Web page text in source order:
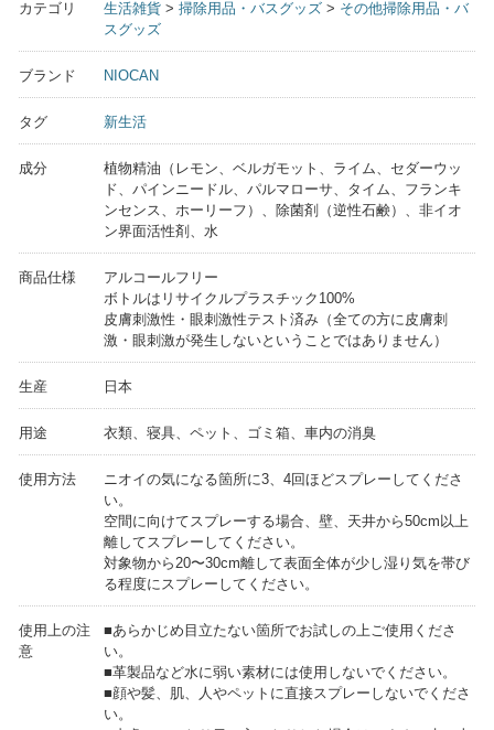
カテゴリ 生活雑貨 > 掃除用品・バスグッズ > その他掃除用品・バ
スグッズ
ブランド NIOCAN
タグ 新生活
成分
植物精油（レモン、ベルガモット、ライム、セダーウッ
ド、パインニードル、パルマローサ、タイム、フランキ
ンセンス、ホーリーフ）、除菌剤（逆性石鹸）、非イオ
ン界面活性剤、水
商品仕様
アルコールフリー
ボトルはリサイクルプラスチック100%
皮膚刺激性・眼刺激性テスト済み（全ての方に皮膚刺
激・眼刺激が発生しないということではありません）
生産 日本
用途 衣類、寝具、ペット、ゴミ箱、車内の消臭
使用方法
ニオイの気になる箇所に3、4回ほどスプレーしてくださ
い。
空間に向けてスプレーする場合、壁、天井から50cm以上
離してスプレーしてください。
対象物から20〜30cm離して表面全体が少し湿り気を帯び
る程度にスプレーしてください。
使用上の注
意
■あらかじめ目立たない箇所でお試しの上ご使用くださ
い。
■革製品など水に弱い素材には使用しないでください。
■顔や髪、肌、人やペットに直接スプレーしないでくださ
い。